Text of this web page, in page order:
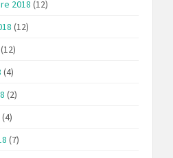
2018 (12)
(12)
(12)
(4)
(2)
(4)
(7)